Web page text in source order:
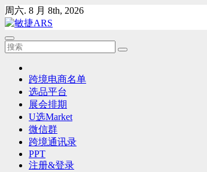
Skip
to
content
周六. 8 月 8th, 2026
跨境电商名单
选品平台
展会排期
U选Market
微信群
跨境通讯录
PPT
注册&登录